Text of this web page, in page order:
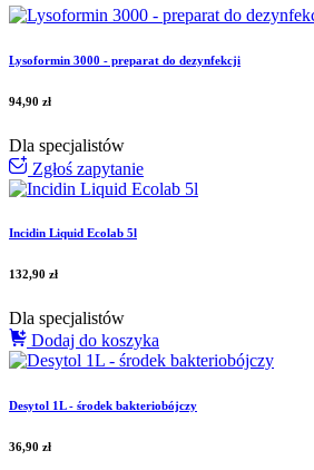
Lysoformin 3000 - preparat do dezynfekcji
94,90 zł
Dla specjalistów
Zgłoś zapytanie
Incidin Liquid Ecolab 5l
132,90 zł
Dla specjalistów
Dodaj do koszyka
Desytol 1L - środek bakteriobójczy
36,90 zł